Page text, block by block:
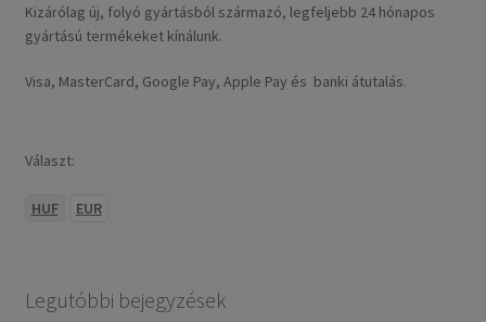
Kizárólag új, folyó gyártásból származó, legfeljebb 24 hónapos
gyártású termékeket kínálunk.
Visa, MasterCard, Google Pay, Apple Pay és banki átutalás.
Választ:
HUF EUR
Legutóbbi bejegyzések